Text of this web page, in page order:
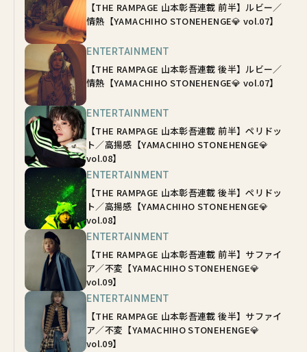
【THE RAMPAGE 山本彰吾連載 前半】ルビー／
情熱【YAMACHIHO STONEHENGE💎 vol.07】
ENTERTAINMENT
【THE RAMPAGE 山本彰吾連載 後半】ルビー／
情熱【YAMACHIHO STONEHENGE💎 vol.07】
ENTERTAINMENT
【THE RAMPAGE 山本彰吾連載 前半】ペリドッ
ト／高揚感【YAMACHIHO STONEHENGE💎
vol.08】
ENTERTAINMENT
【THE RAMPAGE 山本彰吾連載 後半】ぺリドッ
ト／高揚感【YAMACHIHO STONEHENGE💎
vol.08】
ENTERTAINMENT
【THE RAMPAGE 山本彰吾連載 前半】サファイ
ア／不変【YAMACHIHO STONEHENGE💎
vol.09】
ENTERTAINMENT
【THE RAMPAGE 山本彰吾連載 後半】サファイ
ア／不変【YAMACHIHO STONEHENGE💎
vol.09】